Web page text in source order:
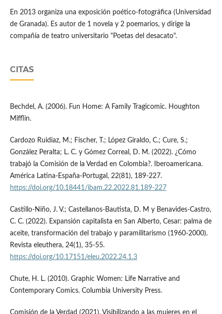
En 2013 organiza una exposición poético-fotográfica (Universidad
de Granada). Es autor de 1 novela y 2 poemarios, y dirige la
compañía de teatro universitario "Poetas del desacato".
CITAS
Bechdel, A. (2006). Fun Home: A Family Tragicomic. Houghton
Mifflin.
Cardozo Ruidiaz, M.; Fischer, T.; López Giraldo, C.; Cure, S.;
González Peralta; L. C. y Gómez Correal, D. M. (2022). ¿Cómo
trabajó la Comisión de la Verdad en Colombia?. Iberoamericana.
América Latina-España-Portugal, 22(81), 189-227.
https://doi.org/10.18441/ibam.22.2022.81.189-227
Castillo-Niño, J. V.; Castellanos-Bautista, D. M y Benavides-Castro,
C. C. (2022). Expansión capitalista en San Alberto, Cesar: palma de
aceite, transformación del trabajo y paramilitarismo (1960-2000).
Revista eleuthera, 24(1), 35-55.
https://doi.org/10.17151/eleu.2022.24.1.3
Chute, H. L. (2010). Graphic Women: Life Narrative and
Contemporary Comics. Columbia University Press.
Comisión de la Verdad (2021). Visibilizando a las mujeres en el